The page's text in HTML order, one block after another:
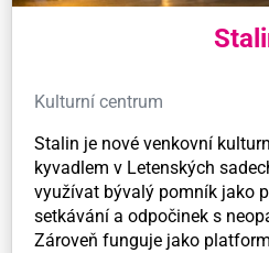
Kulturní centrum
Stalin je nové venkovní
kyvadlem v Letenských
využívat bývalý pomník jako
setkávání a odpočinek s
Zároveň funguje jako